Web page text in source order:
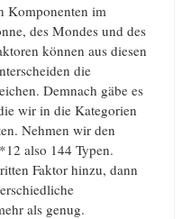
Komponenten im
des Mondes und des
können aus diesen
die
Demnach gäbe es
wir in die Kategorien
Nehmen wir den
also 144 Typen.
Faktor hinzu, dann
als genug.